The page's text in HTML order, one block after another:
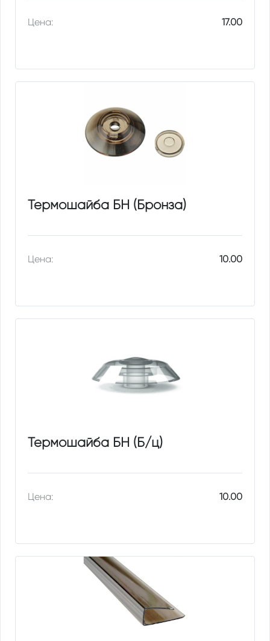
Цена: 17.00
Термошайба БН (Бронза)
Цена: 10.00
Термошайба БН (Б/ц)
Цена: 10.00